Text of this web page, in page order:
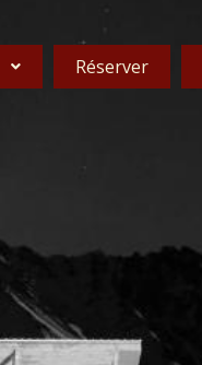
Réserver